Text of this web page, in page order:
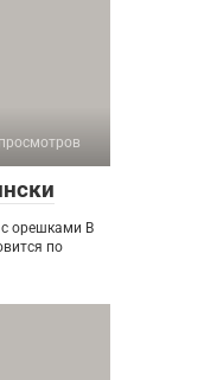
с орешками В
по